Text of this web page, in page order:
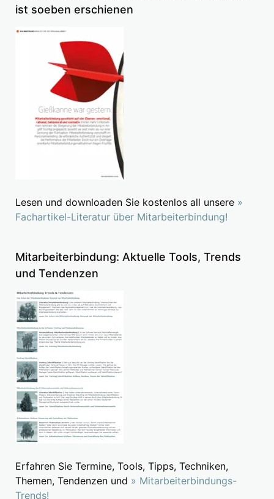
ist soeben erschienen
Lesen und downloaden Sie kostenlos all unsere »
Fachartikel-Literatur über Mitarbeiterbindung!
Mitarbeiterbindung: Aktuelle Tools, Trends
und Tendenzen
Erfahren Sie Termine, Tools, Tipps, Techniken,
Themen, Tendenzen und » Mitarbeiterbindungs-
Trends!